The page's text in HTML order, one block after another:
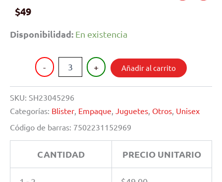
$49
Disponibilidad: En existencia
-
PIZARRON
MAGICO
+ Añadir al carrito
SKU: SH23045296
Categorías: Blister Empaque Juguetes Otros Unisex
Código de barras: 7502231152969
CANTIDAD PRECIO UNITARIO